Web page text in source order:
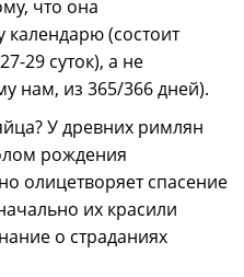
что она
календарю (состоит
29 суток), а не
нам, из 365/366 дней).
У древних римлян
рождения
олицетворяет спасение
их красили
о страданиях